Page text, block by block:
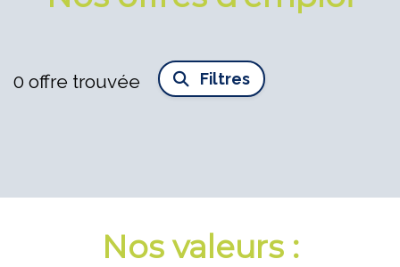
0 offre trouvée Filtres
Nos valeurs :